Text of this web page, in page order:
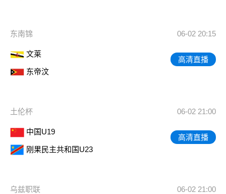
东南锦 06-02 20:15
文莱
东帝汶
高清直播
土伦杯 06-02 21:00
中国U19
刚果民主共和国U23
高清直播
乌兹职联 06-02 21:00